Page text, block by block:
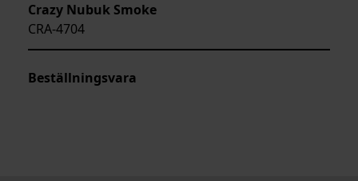
Crazy Nubuk Smoke
CRA-4704
Beställningsvara